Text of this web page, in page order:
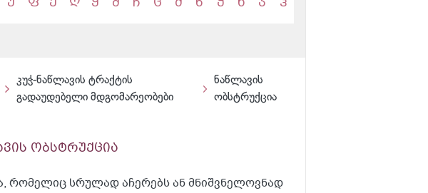
კუჭ-ნაწლავის ტრაქტის
გადაუდებელი მდგომარეობები
ნაწლავის
ობსტრუქცია
ობსტრუქცია
რომელიც სრულად აჩერებს ან მნიშვნელოვნად